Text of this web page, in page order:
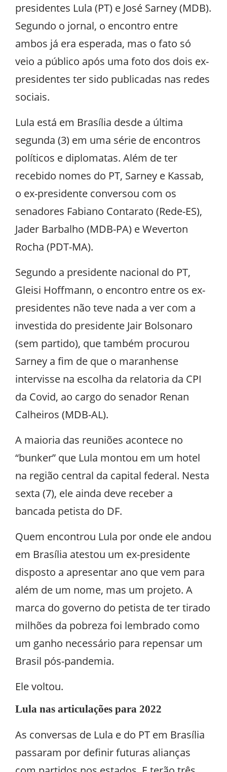
presidentes Lula (PT) e José Sarney (MDB).
Segundo o jornal, o encontro entre
ambos já era esperada, mas o fato só
veio a público após uma foto dos dois ex-
presidentes ter sido publicadas nas redes
sociais.
Lula está em Brasília desde a última
segunda (3) em uma série de encontros
políticos e diplomatas. Além de ter
recebido nomes do PT, Sarney e Kassab,
o ex-presidente conversou com os
senadores Fabiano Contarato (Rede-ES),
Jader Barbalho (MDB-PA) e Weverton
Rocha (PDT-MA).
Segundo a presidente nacional do PT,
Gleisi Hoffmann, o encontro entre os ex-
presidentes não teve nada a ver com a
investida do presidente Jair Bolsonaro
(sem partido), que também procurou
Sarney a fim de que o maranhense
intervisse na escolha da relatoria da CPI
da Covid, ao cargo do senador Renan
Calheiros (MDB-AL).
A maioria das reuniões acontece no
“bunker” que Lula montou em um hotel
na região central da capital federal. Nesta
sexta (7), ele ainda deve receber a
bancada petista do DF.
Quem encontrou Lula por onde ele andou
em Brasília atestou um ex-presidente
disposto a apresentar ano que vem para
além de um nome, mas um projeto. A
marca do governo do petista de ter tirado
milhões da pobreza foi lembrado como
um ganho necessário para repensar um
Brasil pós-pandemia.
Ele voltou.
Lula nas articulações para 2022
As conversas de Lula e do PT em Brasília
passaram por definir futuras alianças